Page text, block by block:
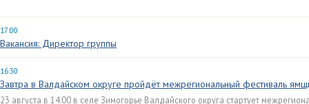
17:00
Вакансия: Директор группы
16:30
Завтра в Валдайском округе пройдёт межрегиональный фестиваль
23 августа в 14:00 в селе Зимогорье Валдайского округа стартует